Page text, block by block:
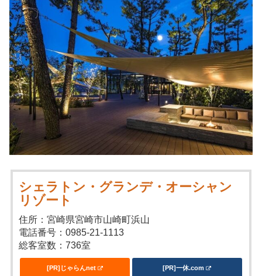
シェラトン・グランデ・オーシャン
リゾート
住所：宮崎県宮崎市山崎町浜山
電話番号：0985-21-1113
総客室数：736室
[PR]じゃらんnet [PR]一休.com